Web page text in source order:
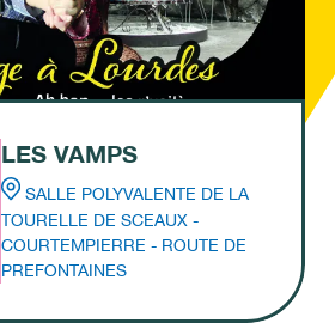
LES VAMPS
SALLE POLYVALENTE DE LA
TOURELLE DE SCEAUX -
COURTEMPIERRE - ROUTE DE
PREFONTAINES